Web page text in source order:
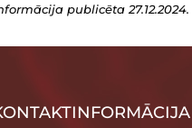
publicēta 27.12.2024.